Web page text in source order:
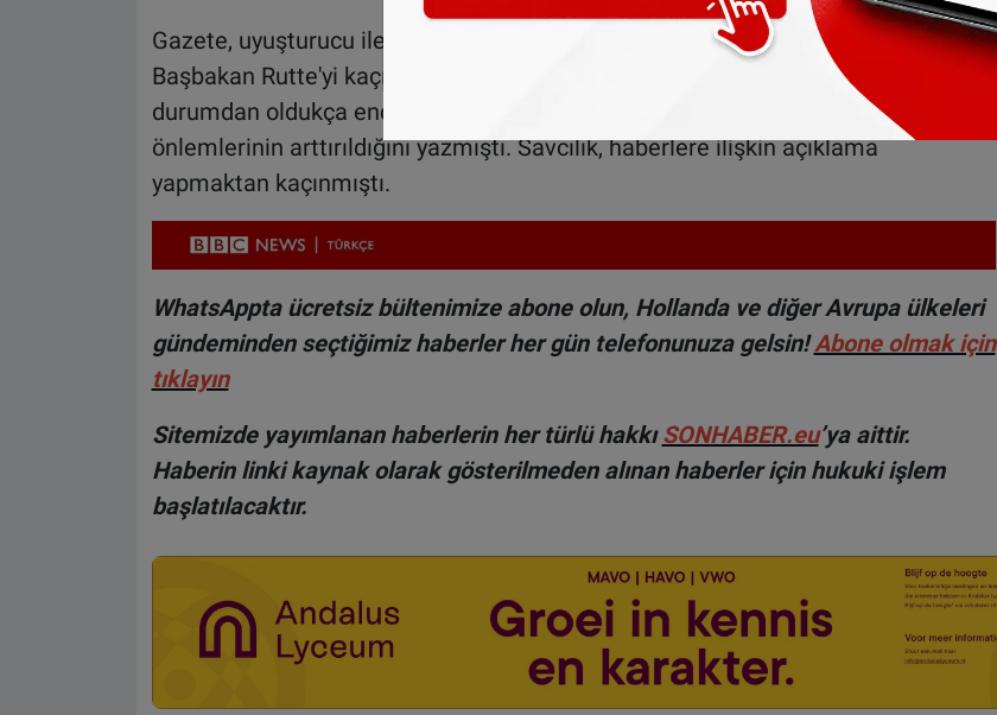
Gazete, uyuşturucu ile bağlantılı "makro mafyanın", Prenses Amalia ve
Başbakan Rutte'yi kaçırmakla tehdit ettiğini öne sürmüştü. Gazeteye göre, bu
durumdan oldukça endişe duyan savcılık, her iki isimle ilgili güvenlik
önlemlerinin arttırıldığını yazmıştı. Savcılık, haberlere ilişkin açıklama
yapmaktan kaçınmıştı.
WhatsAppta ücretsiz bültenimize abone olun, Hollanda ve diğer Avrupa ülkeleri
gündeminden seçtiğimiz haberler her gün telefonunuza gelsin!Abone olmak için
tıklayın
Sitemizde yayımlanan haberlerin her türlü hakkıSONHABER.eu’ya aittir.
Haberin linki kaynak olarak gösterilmeden alınan haberler için hukuki işlem
başlatılacaktır.